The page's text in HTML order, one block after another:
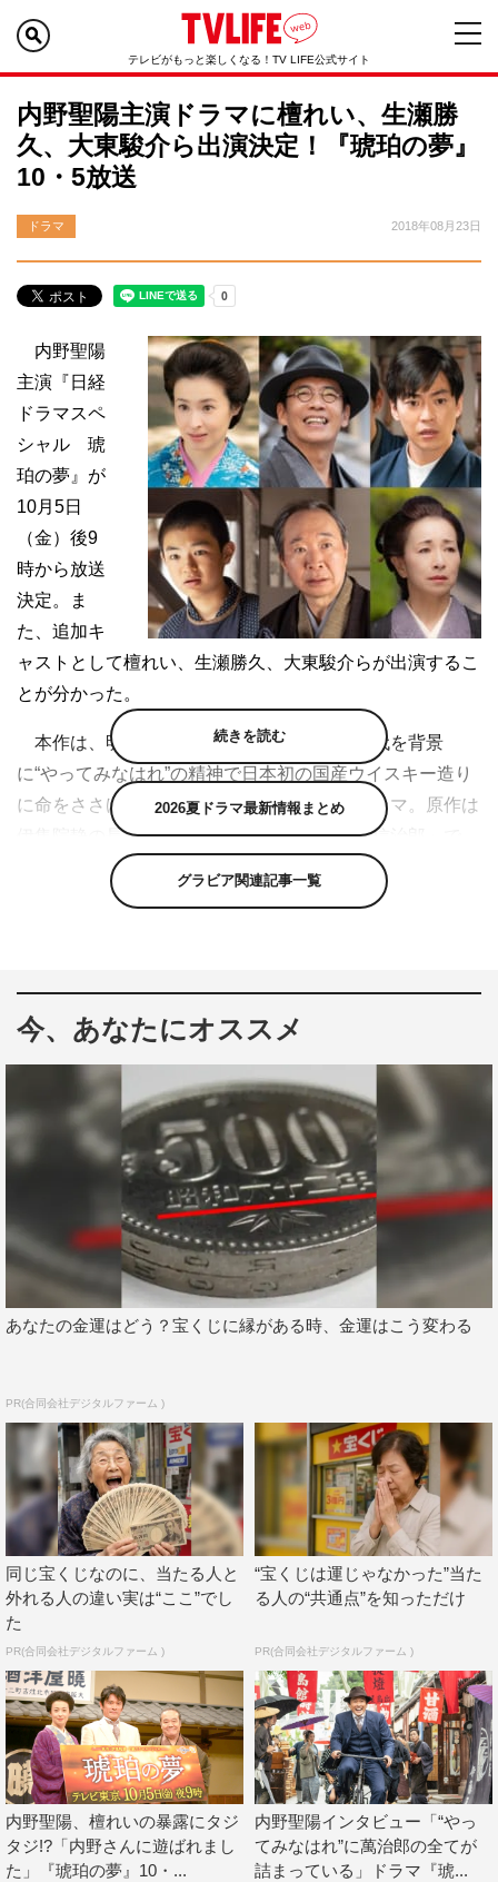
テレビがもっと楽しくなる！TV LIFE公式サイト
内野聖陽主演ドラマに檀れい、生瀬勝
久、大東駿介ら出演決定！『琥珀の夢』
10・5放送
ドラマ 2018年08月23日
内野聖陽
主演『日経
ドラマスペ
シャル 琥
珀の夢』が
10月5日
（金）後9
時から放送
決定。ま
た、追加キ
ャストとして檀れい、生瀬勝久、大東駿介らが出演するこ
とが分かった。
本作は、明治・大正・昭和という激動の時代を背景
に“やってみなはれ”の精神で日本初の国産ウイスキー造り
に命をささげた男の人生を描くヒューマンドラマ。原作は
伊集院静の長編小説「琥珀の夢 小説 鳥井信治郎」で、
サントリー創業者・鳥井信治郎の人生を描いているが、ド
ラマでは鳥井をモデルにしつつ、一人の人間が新たな価値
洋酒メーカー「暁屋」の創業者となる主人公・鳴江萬治郎
を内野が演じる。
今回、追加キャストとして発表されたのは、萬治郎を支
える家族・鳴江家の面々。最愛の妻・サト役に檀れい。弟
（萬治郎）思いの心優しき兄・千恵蔵役には生瀬勝久。萬
治郎とサト夫婦の長男・寿太郎役は大東駿介。幼少時代の
萬治郎役には、渡邉蒼。そして、息子思いの父・義兵衛役
を中村梅雀、母・ちよ役を原田美枝子が演じる。
檀れいは「明治・大正・昭和と日本が変化していく時代
萬治郎の熱い思いと人に対する優しさに触れ、あふれる涙
が止まりませんでした」と作品の印象を語った。
さらに「そんな萬治郎の奥さん役を演じさせていただく
ことは、この上ない喜びであり、少しでもいい作品になれ
ばと撮影に臨みました。萬治郎は情熱の塊みたいな人。そ
の萬治郎を演じる内野さんの作品に対する思いも強く、エ
ネルギッシュな萬治郎を表現するために、台本にはないア
ドリブやアイディアをリハーサルでされます。驚かされる
ことばかりでしたが、内野さんがシーン1つひとつをどの
ように演じられるのか、ワクワクする日々でもありまし
た。そんな内野さんのお芝居に寄り添えるよう、温かく夫
を支える妻であるよう、私も1つひとうのシーンを丁寧に
演じました」と撮影を振り返った。
そして「一人の日本人の生き様を熱く描いた物語。見て
続きを読む
2026夏ドラマ最新情報まとめ
グラビア関連記事一覧
今、あなたにオススメ
あなたの金運はどう？宝くじに縁がある時、金運はこう変わる
PR(合同会社デジタルファーム )
同じ宝くじなのに、当たる人と
外れる人の違い実は“ここ”でし
た
PR(合同会社デジタルファーム )
“宝くじは運じゃなかった”当た
る人の“共通点”を知っただけ
PR(合同会社デジタルファーム )
内野聖陽、檀れいの暴露にタジ
タジ!?「内野さんに遊ばれまし
た」『琥珀の夢』10・...
内野聖陽インタビュー「“やっ
てみなはれ”に萬治郎の全てが
詰まっている」ドラマ『琥...